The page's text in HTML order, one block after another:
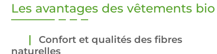
Les avantages des vêtements bio
Confort et qualités des fibres
naturelles